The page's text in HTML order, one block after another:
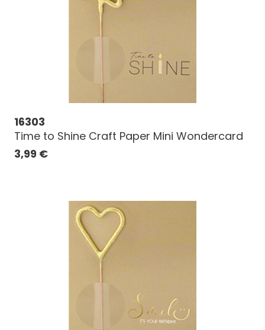
16303
Time to Shine Craft Paper Mini Wondercard
3,99 €